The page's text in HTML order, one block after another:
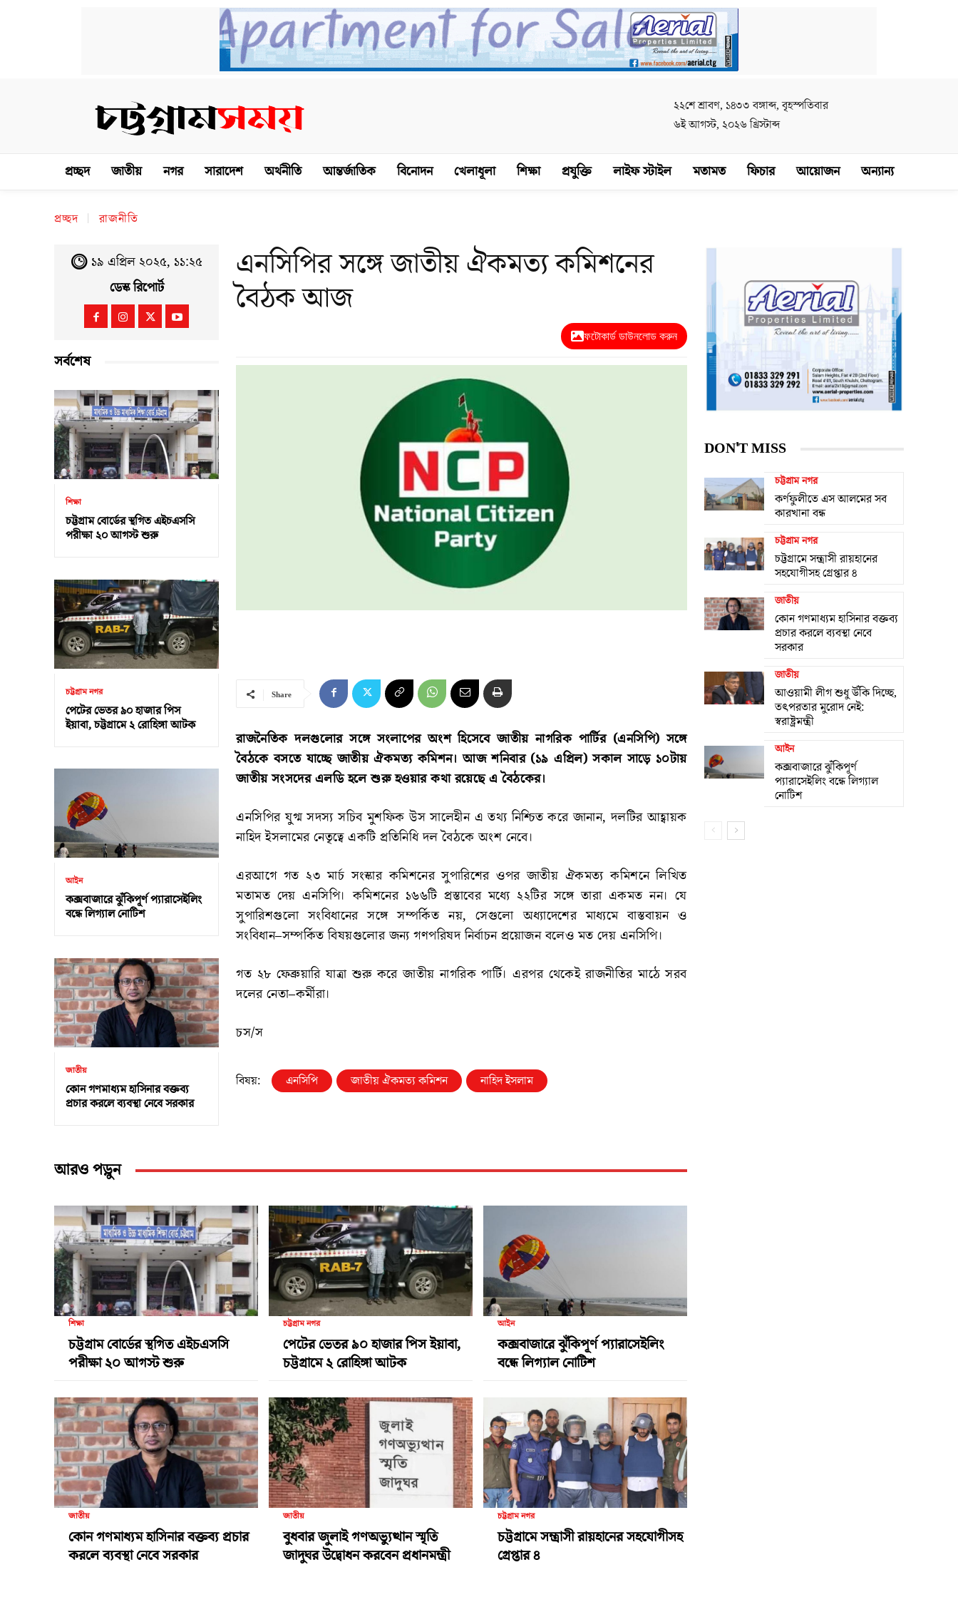
২২শে শ্রাবণ, ১৪৩৩ বঙ্গাব্দ, বৃহস্পতিবার
৬ই আগস্ট, ২০২৬ খ্রিস্টাব্দ
প্রচ্ছদ জাতীয় নগর সারাদেশ অর্থনীতি আন্তর্জাতিক বিনোদন খেলাধূলা শিক্ষা প্রযুক্তি লাইফ স্টাইল মতামত ফিচার আয়োজন অন্যান্য
প্রচ্ছদ রাজনীতি
১৯ এপ্রিল ২০২৫, ১১:২৫
ডেস্ক রিপোর্ট
সর্বশেষ
শিক্ষা
চট্টগ্রাম বোর্ডের স্থগিত এইচএসসি
পরীক্ষা ২০ আগস্ট শুরু
চট্টগ্রাম নগর
পেটের ভেতর ৯০ হাজার পিস
ইয়াবা, চট্টগ্রামে ২ রোহিঙ্গা আটক
আইন
কক্সবাজারে ঝুঁকিপূর্ণ প্যারাসেইলিং
বন্ধে লিগ্যাল নোটিশ
জাতীয়
কোন গণমাধ্যম হাসিনার বক্তব্য
প্রচার করলে ব্যবস্থা নেবে সরকার
এনসিপির সঙ্গে জাতীয় ঐকমত্য কমিশনের
বৈঠক আজ
ফটোকার্ড ডাউনলোড করুন
Share
রাজনৈতিক দলগুলোর সঙ্গে সংলাপের অংশ হিসেবে জাতীয় নাগরিক পার্টির (এনসিপি) সঙ্গে
বৈঠকে বসতে যাচ্ছে জাতীয় ঐকমত্য কমিশন। আজ শনিবার (১৯ এপ্রিল) সকাল সাড়ে ১০টায়
জাতীয় সংসদের এলডি হলে শুরু হওয়ার কথা রয়েছে এ বৈঠকের।
এনসিপির যুগ্ম সদস্য সচিব মুশফিক উস সালেহীন এ তথ্য নিশ্চিত করে জানান, দলটির আহ্বায়ক
নাহিদ ইসলামের নেতৃত্বে একটি প্রতিনিধি দল বৈঠকে অংশ নেবে।
এরআগে গত ২৩ মার্চ সংস্কার কমিশনের সুপারিশের ওপর জাতীয় ঐকমত্য কমিশনে লিখিত
মতামত দেয় এনসিপি। কমিশনের ১৬৬টি প্রস্তাবের মধ্যে ২২টির সঙ্গে তারা একমত নন। যে
সুপারিশগুলো সংবিধানের সঙ্গে সম্পর্কিত নয়, সেগুলো অধ্যাদেশের মাধ্যমে বাস্তবায়ন ও
সংবিধান–সম্পর্কিত বিষয়গুলোর জন্য গণপরিষদ নির্বাচন প্রয়োজন বলেও মত দেয় এনসিপি।
গত ২৮ ফেব্রুয়ারি যাত্রা শুরু করে জাতীয় নাগরিক পার্টি। এরপর থেকেই রাজনীতির মাঠে সরব
দলের নেতা–কর্মীরা।
চস/স
বিষয়: এনসিপি জাতীয় ঐকমত্য কমিশন নাহিদ ইসলাম
আরও পড়ুন
শিক্ষা
চট্টগ্রাম বোর্ডের স্থগিত এইচএসসি
পরীক্ষা ২০ আগস্ট শুরু
চট্টগ্রাম নগর
পেটের ভেতর ৯০ হাজার পিস ইয়াবা,
চট্টগ্রামে ২ রোহিঙ্গা আটক
আইন
কক্সবাজারে ঝুঁকিপূর্ণ প্যারাসেইলিং
বন্ধে লিগ্যাল নোটিশ
জাতীয়
কোন গণমাধ্যম হাসিনার বক্তব্য প্রচার
করলে ব্যবস্থা নেবে সরকার
জাতীয়
বুধবার জুলাই গণঅভ্যুত্থান স্মৃতি
জাদুঘর উদ্বোধন করবেন প্রধানমন্ত্রী
চট্টগ্রাম নগর
চট্টগ্রামে সন্ত্রাসী রায়হানের সহযোগীসহ
গ্রেপ্তার ৪
DON'T MISS
চট্টগ্রাম নগর
কর্ণফুলীতে এস আলমের সব
কারখানা বন্ধ
চট্টগ্রাম নগর
চট্টগ্রামে সন্ত্রাসী রায়হানের
সহযোগীসহ গ্রেপ্তার ৪
জাতীয়
কোন গণমাধ্যম হাসিনার বক্তব্য
প্রচার করলে ব্যবস্থা নেবে
সরকার
জাতীয়
আওয়ামী লীগ শুধু উঁকি দিচ্ছে,
তৎপরতার মুরোদ নেই:
স্বরাষ্ট্রমন্ত্রী
আইন
কক্সবাজারে ঝুঁকিপূর্ণ
প্যারাসেইলিং বন্ধে লিগ্যাল
নোটিশ